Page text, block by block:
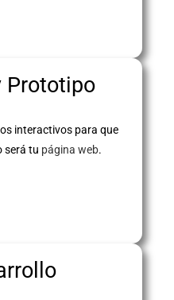
Prototipo
interactivos para que
será tu página web.